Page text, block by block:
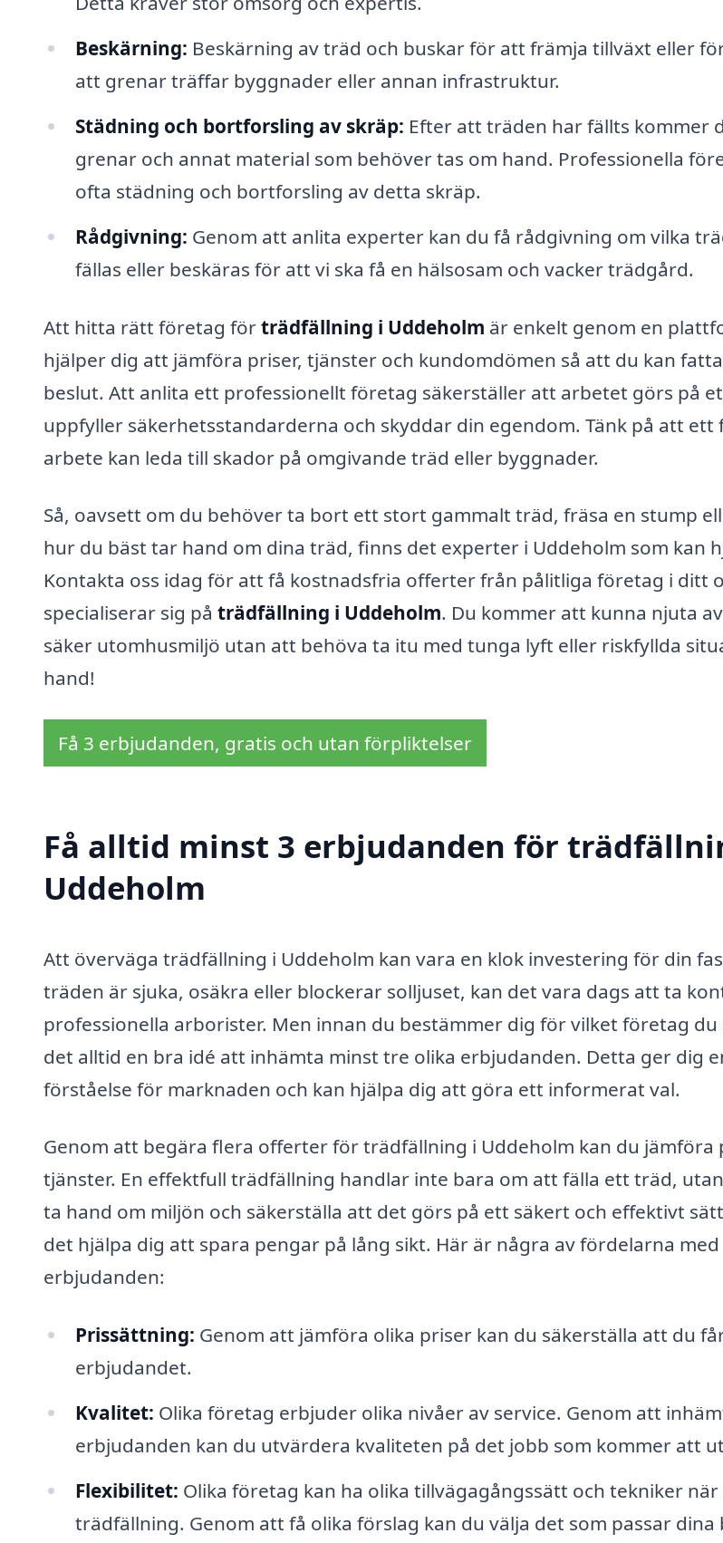
Beskärning: Beskärning av träd och buskar för att främja tillväxt eller
att grenar träffar byggnader eller annan infrastruktur.
Städning och bortforsling av skräp: Efter att träden har fällts kommer
grenar och annat material som behöver tas om hand. Professionella
ofta städning och bortforsling av detta skräp.
Rådgivning: Genom att anlita experter kan du få rådgivning om vilka
fällas eller beskäras för att vi ska få en hälsosam och vacker trädgård.
Att hitta rätt företag förträdfällning i Uddeholm är enkelt genom en
hjälper dig att jämföra priser, tjänster och kundomdömen så att du kan
beslut. Att anlita ett professionellt företag säkerställer att arbetet görs på
uppfyller säkerhetsstandarderna och skyddar din egendom. Tänk på att
arbete kan leda till skador på omgivande träd eller byggnader.
Så, oavsett om du behöver ta bort ett stort gammalt träd, fräsa en stump
hur du bäst tar hand om dina träd, finns det experter i Uddeholm som kan
Kontakta oss idag för att få kostnadsfria offerter från pålitliga företag i ditt
specialiserar sig på trädfällning i Uddeholm. Du kommer att kunna njuta
säker utomhusmiljö utan att behöva ta itu med tunga lyft eller riskfyllda
hand!
Få 3 erbjudanden, gratis och utan förpliktelser
Få alltid minst 3 erbjudanden för
Uddeholm
Att överväga trädfällning i Uddeholm kan vara en klok investering för din
träden är sjuka, osäkra eller blockerar solljuset, kan det vara dags att ta
professionella arborister. Men innan du bestämmer dig för vilket företag du
det alltid en bra idé att inhämta minst tre olika erbjudanden. Detta ger dig
förståelse för marknaden och kan hjälpa dig att göra ett informerat val.
Genom att begära flera offerter för trädfällning i Uddeholm kan du jämföra
tjänster. En effektfull trädfällning handlar inte bara om att fälla ett träd,
ta hand om miljön och säkerställa att det görs på ett säkert och effektivt
det hjälpa dig att spara pengar på lång sikt. Här är några av fördelarna
erbjudanden:
Prissättning: Genom att jämföra olika priser kan du säkerställa att du
erbjudandet.
Kvalitet: Olika företag erbjuder olika nivåer av service. Genom att
erbjudanden kan du utvärdera kvaliteten på det jobb som kommer att
Flexibilitet: Olika företag kan ha olika tillvägagångssätt och tekniker
trädfällning. Genom att få olika förslag kan du välja det som passar dina